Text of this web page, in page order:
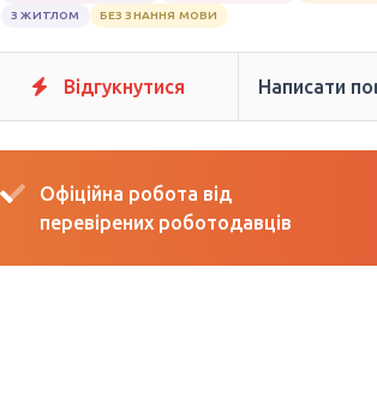
З ЖИТЛОМ
БЕЗ ЗНАННЯ МОВИ
Відгукнутися Написати
Офіційна робота від
перевірених роботодавців